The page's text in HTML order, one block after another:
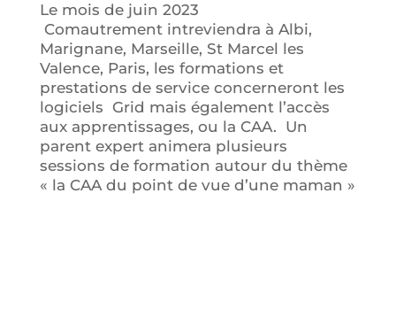
Le mois de juin 2023
Comautrement intreviendra à Albi,
Marignane, Marseille, St Marcel les
Valence, Paris, les formations et
prestations de service concerneront les
logiciels Grid mais également l’accès
aux apprentissages, ou la CAA. Un
parent expert animera plusieurs
sessions de formation autour du thème
« la CAA du point de vue d’une maman »